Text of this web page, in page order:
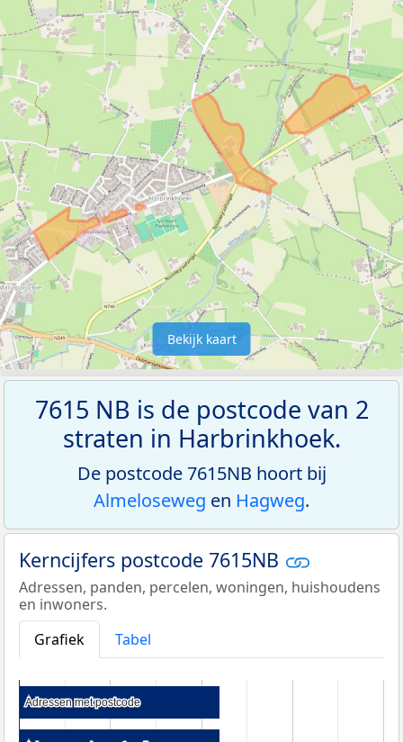
Bekijk kaart
7615 NB is de postcode van 2
straten in Harbrinkhoek.
De postcode 7615NB hoort bij
Almeloseweg en Hagweg.
Kerncijfers postcode 7615NB
Adressen, panden, percelen, woningen, huishoudens
en inwoners.
Grafiek
Tabel
Adressen met postcode
Adressen met postcode